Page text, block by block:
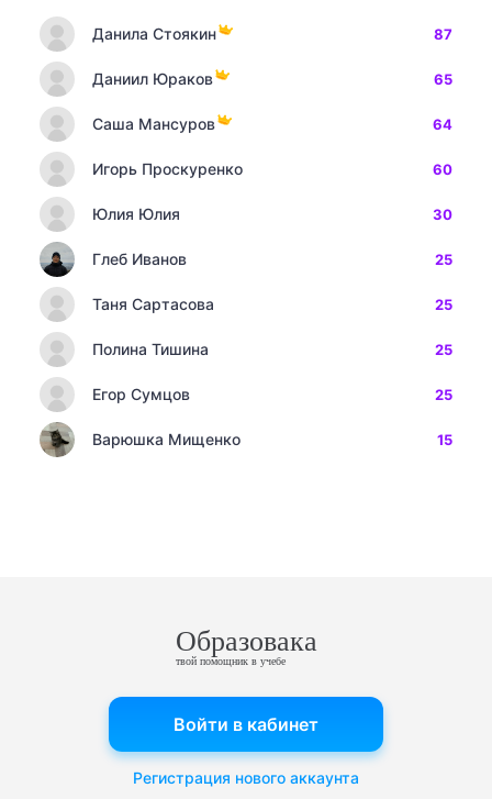
Данила Стоякин 87
Даниил Юраков 65
Саша Мансуров 64
Игорь Проскуренко 60
Юлия Юлия 30
Глеб Иванов 25
Таня Сартасова 25
Полина Тишина 25
Егор Сумцов 25
Варюшка Мищенко 15
Образовака
твой помощник в учебе
Войти в кабинет
Регистрация нового аккаунта